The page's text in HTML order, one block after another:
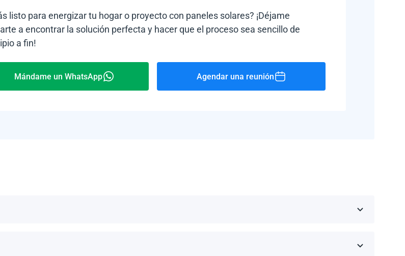
listo para energizar tu hogar o proyecto con paneles solares? ¡Déjame
a encontrar la solución perfecta y hacer que el proceso sea sencillo de
a fin!
Mándame un WhatsApp Agendar una reunión